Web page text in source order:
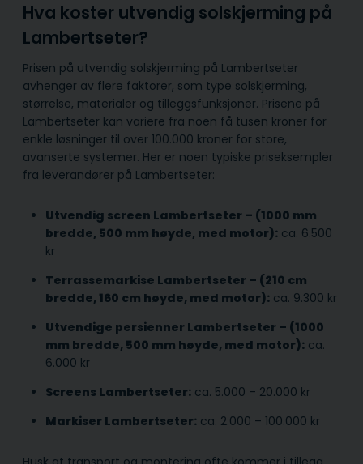
Hva koster utvendig solskjerming på
Lambertseter?
Prisen på utvendig solskjerming på Lambertseter
avhenger av flere faktorer, som type solskjerming,
størrelse, materialer og tilleggsfunksjoner. Prisene på
Lambertseter kan variere fra noen få tusen kroner for
enkle løsninger til over 100.000 kroner for store,
avanserte systemer. Her er noen typiske priseksempler
fra leverandører på Lambertseter:
Utvendig screen Lambertseter – (1000 mm
bredde, 500 mm høyde, med motor): ca. 6.500
kr
Terrassemarkise Lambertseter – (210 cm
bredde, 160 cm høyde, med motor): ca. 9.300 kr
Utvendige persienner Lambertseter – (1000
mm bredde, 500 mm høyde, med motor): ca.
6.000 kr
Screens Lambertseter: ca. 5.000 – 20.000 kr
Markiser Lambertseter: ca. 2.000 – 100.000 kr